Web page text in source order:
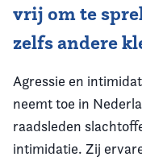
vrij om te
zelfs andere
Agressie en
neemt toe in
raadsleden
intimidatie. Zij